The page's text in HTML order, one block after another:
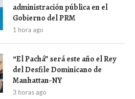
administración pública en el
Gobierno del PRM
1 hora ago
“El Pachá” será este año el Rey
del Desfile Dominicano de
Manhattan-NY
3 horas ago